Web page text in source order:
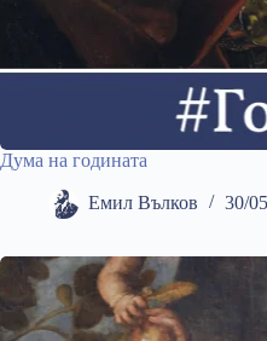
Дума на годината
Емил Вълков 30/